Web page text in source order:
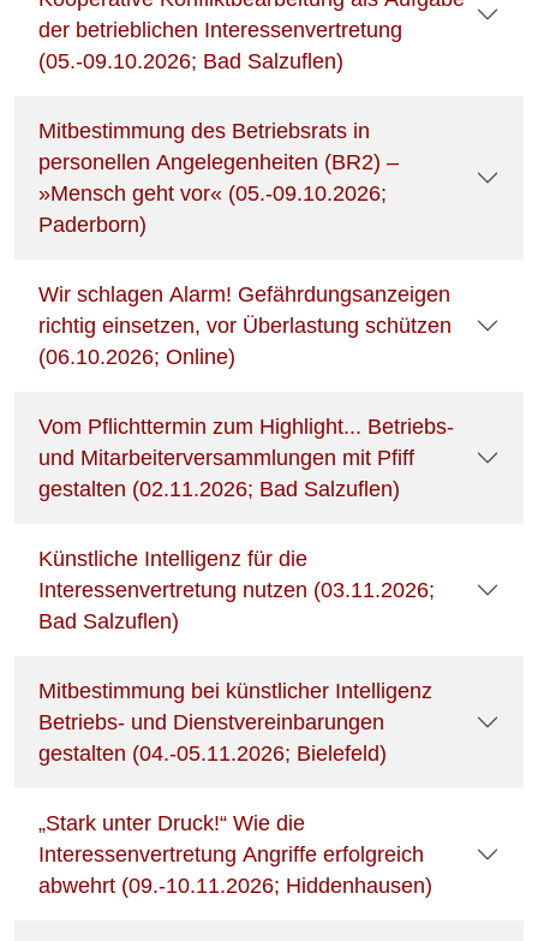
der betrieblichen Interessenvertretung
(05.-09.10.2026; Bad Salzuflen)
Mitbestimmung des Betriebsrats in
personellen Angelegenheiten (BR2) –
»Mensch geht vor« (05.-09.10.2026;
Paderborn)
Wir schlagen Alarm! Gefährdungsanzeigen
richtig einsetzen, vor Überlastung schützen
(06.10.2026; Online)
Vom Pflichttermin zum Highlight... Betriebs-
und Mitarbeiterversammlungen mit Pfiff
gestalten (02.11.2026; Bad Salzuflen)
Künstliche Intelligenz für die
Interessenvertretung nutzen (03.11.2026;
Bad Salzuflen)
Mitbestimmung bei künstlicher Intelligenz
Betriebs- und Dienstvereinbarungen
gestalten (04.-05.11.2026; Bielefeld)
„Stark unter Druck!“ Wie die
Interessenvertretung Angriffe erfolgreich
abwehrt (09.-10.11.2026; Hiddenhausen)